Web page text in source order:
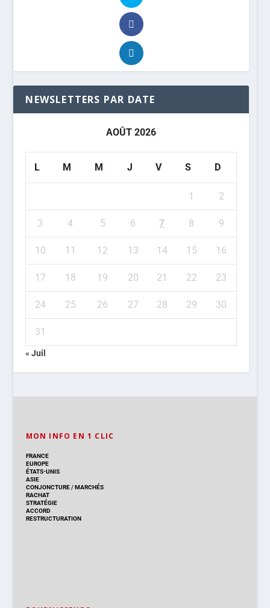
NEWSLETTERS PAR DATE
AOÛT 2026
L M M J V S D
1 2
3 4 5 6 7 8 9
10 11 12 13 14 15 16
17 18 19 20 21 22 23
24 25 26 27 28 29 30
31
« Juil
MON INFO EN 1 CLIC
FRANCE
EUROPE
ÉTATS-UNIS
ASIE
CONJONCTURE/MARCHÉS
RACHAT
STRATÉGIE
ACCORD
RESTRUCTURATION